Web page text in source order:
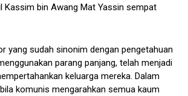
Kassim bin Awang Mat Yassin sempat
yang sudah sinonim dengan pengetahuan
parang panjang, telah menjadi
keluarga mereka. Dalam
komunis mengarahkan semua kaum